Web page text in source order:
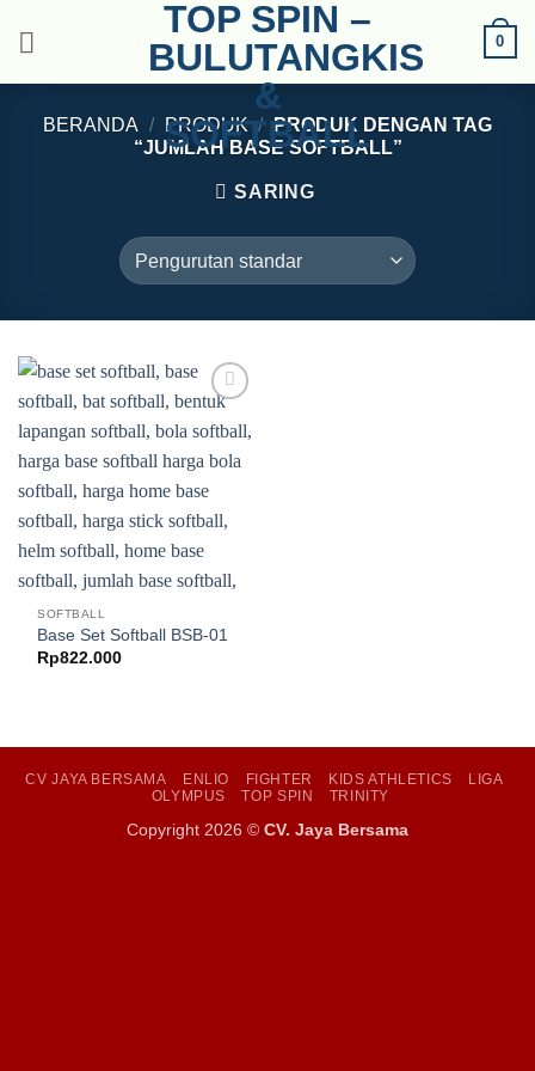
TOP SPIN –
BULUTANGKIS
&
SOFTBALL
0
BERANDA / PRODUK / PRODUK DENGAN TAG
“JUMLAH BASE SOFTBALL”
SARING
wishlist
SOFTBALL
Base Set Softball BSB-01
Rp822.000
CV JAYA BERSAMA ENLIO FIGHTER KIDS ATHLETICS
LIGA
OLYMPUS
TOP SPIN TRINITY
Copyright 2026 © CV. Jaya Bersama